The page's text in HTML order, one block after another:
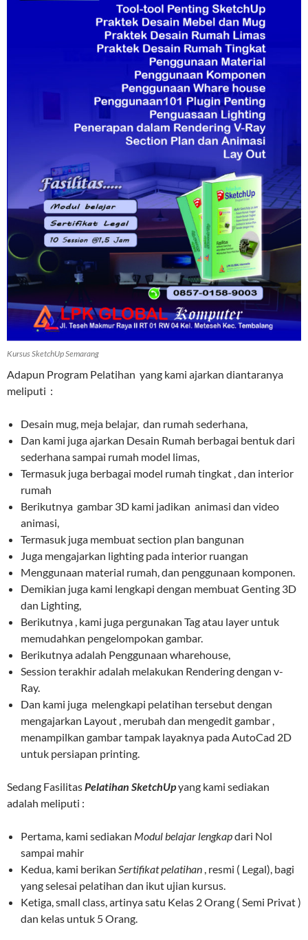
Kursus SketchUp Semarang
Adapun Program Pelatihan yang kami ajarkan diantaranya
meliputi :
Desain mug, meja belajar, dan rumah sederhana,
Dan kami juga ajarkan Desain Rumah berbagai bentuk dari
sederhana sampai rumah model limas,
Termasuk juga berbagai model rumah tingkat , dan interior
rumah
Berikutnya gambar 3D kami jadikan animasi dan video
animasi,
Termasuk juga membuat section plan bangunan
Juga mengajarkan lighting pada interior ruangan
Menggunaan material rumah, dan penggunaan komponen.
Demikian juga kami lengkapi dengan membuat Genting 3D
dan Lighting,
Berikutnya , kami juga pergunakan Tag atau layer untuk
memudahkan pengelompokan gambar.
Berikutnya adalah Penggunaan wharehouse,
Session terakhir adalah melakukan Rendering dengan v-
Ray.
Dan kami juga melengkapi pelatihan tersebut dengan
mengajarkan Layout , merubah dan mengedit gambar ,
menampilkan gambar tampak layaknya pada AutoCad 2D
untuk persiapan printing.
Sedang FasilitasPelatihan SketchUpyang kami sediakan
adalah meliputi :
Pertama, kami sediakan Modul belajar lengkapdari Nol
sampai mahir
Kedua, kami berikan Sertifikat pelatihan , resmi ( Legal), bagi
yang selesai pelatihan dan ikut ujian kursus.
Ketiga, small class, artinya satu Kelas 2 Orang ( Semi Privat )
dan kelas untuk 5 Orang.